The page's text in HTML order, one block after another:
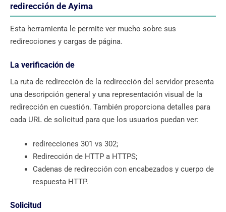
redirección de Ayima
Esta herramienta le permite ver mucho sobre sus
redirecciones y cargas de página.
La verificación de
La ruta de redirección de la redirección del servidor presenta
una descripción general y una representación visual de la
redirección en cuestión. También proporciona detalles para
cada URL de solicitud para que los usuarios puedan ver:
redirecciones 301 vs 302;
Redirección de HTTP a HTTPS;
Cadenas de redirección con encabezados y cuerpo de
respuesta HTTP.
Solicitud